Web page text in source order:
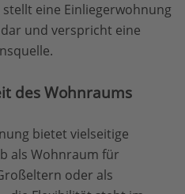
eine Einliegerwohnung
und verspricht eine
des Wohnraums
bietet vielseitige
als Wohnraum für
oder als